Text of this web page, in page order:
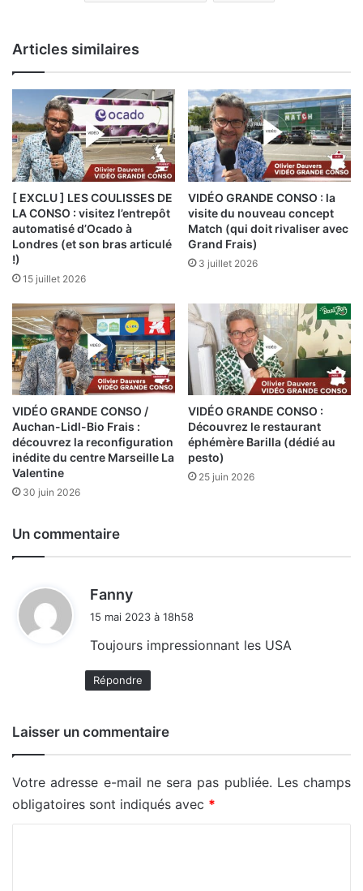
Articles similaires
[ EXCLU ] LES COULISSES DE
LA CONSO : visitez l’entrepôt
automatisé d’Ocado à
Londres (et son bras articulé
!)
15 juillet 2026
VIDÉO GRANDE CONSO : la
visite du nouveau concept
Match (qui doit rivaliser avec
Grand Frais)
3 juillet 2026
VIDÉO GRANDE CONSO /
Auchan-Lidl-Bio Frais :
découvrez la reconfiguration
inédite du centre Marseille La
Valentine
30 juin 2026
VIDÉO GRANDE CONSO :
Découvrez le restaurant
éphémère Barilla (dédié au
pesto)
25 juin 2026
Un commentaire
Fanny
i
15 mai 2023 à 18h58
Toujours impressionnant les USA
Répondre
Laisser un commentaire
Votre adresse e-mail ne sera pas publiée. Les champs
obligatoires sont indiqués avec *